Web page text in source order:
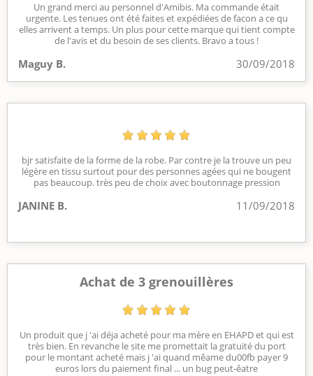
Un grand merci au personnel d'Amibis. Ma commande était
urgente. Les tenues ont été faites et expédiées de facon a ce qu
elles arrivent a temps. Un plus pour cette marque qui tient compte
de l'avis et du besoin de ses clients. Bravo a tous !
Maguy B. 30/09/2018
bjr satisfaite de la forme de la robe. Par contre je la trouve un peu
légère en tissu surtout pour des personnes agées qui ne bougent
pas beaucoup. très peu de choix avec boutonnage pression
JANINE B. 11/09/2018
Achat de 3 grenouillères
Un produit que j 'ai déja acheté pour ma mère en EHAPD et qui est
très bien. En revanche le site me promettait la gratuité du port
pour le montant acheté mais j 'ai quand mêame du00fb payer 9
euros lors du paiement final ... un bug peut-êatre